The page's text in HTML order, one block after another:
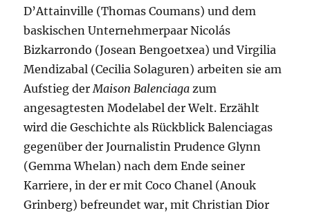
D’Attainville (Thomas Coumans) und dem
baskischen Unternehmerpaar Nicolás
Bizkarrondo (Josean Bengoetxea) und Virgilia
Mendizabal (Cecilia Solaguren) arbeiten sie am
Aufstieg derMaison Balenciagazum
angesagtesten Modelabel der Welt. Erzählt
wird die Geschichte als Rückblick Balenciagas
gegenüber der Journalistin Prudence Glynn
(Gemma Whelan) nach dem Ende seiner
Karriere, in der er mit Coco Chanel (Anouk
Grinberg) befreundet war, mit Christian Dior